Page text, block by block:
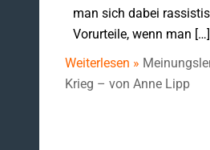
man sich dabei
Vorurteile, wenn man […]
Weiterlesen »
Krieg – von Anne Lipp